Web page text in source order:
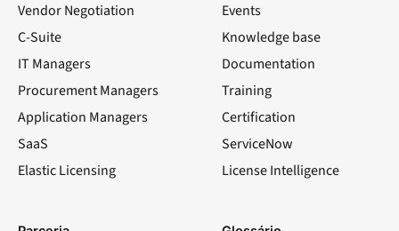
Vendor Negotiation
C-Suite
IT Managers
Procurement Managers
Application Managers
SaaS
Elastic Licensing
Events
Knowledge base
Documentation
Training
Certification
ServiceNow
License Intelligence